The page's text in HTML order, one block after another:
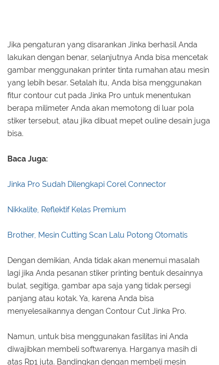
Jika pengaturan yang disarankan Jinka berhasil Anda
lakukan dengan benar, selanjutnya Anda bisa mencetak
gambar menggunakan printer tinta rumahan atau mesin
yang lebih besar. Setalah itu, Anda bisa menggunakan
fitur contour cut pada Jinka Pro untuk menentukan
berapa milimeter Anda akan memotong di luar pola
stiker tersebut, atau jika dibuat mepet ouline desain juga
bisa.
Baca Juga:
Jinka Pro Sudah Dilengkapi Corel Connector
Nikkalite, Reflektif Kelas Premium
Brother, Mesin Cutting Scan Lalu Potong Otomatis
Dengan demikian, Anda tidak akan menemui masalah
lagi jika Anda pesanan stiker printing bentuk desainnya
bulat, segitiga, gambar apa saja yang tidak persegi
panjang atau kotak. Ya, karena Anda bisa
menyelesaikannya dengan Contour Cut Jinka Pro.
Namun, untuk bisa menggunakan fasilitas ini Anda
diwajibkan membeli softwarenya. Harganya masih di
atas Rp1 juta. Bandingkan dengan membeli mesin